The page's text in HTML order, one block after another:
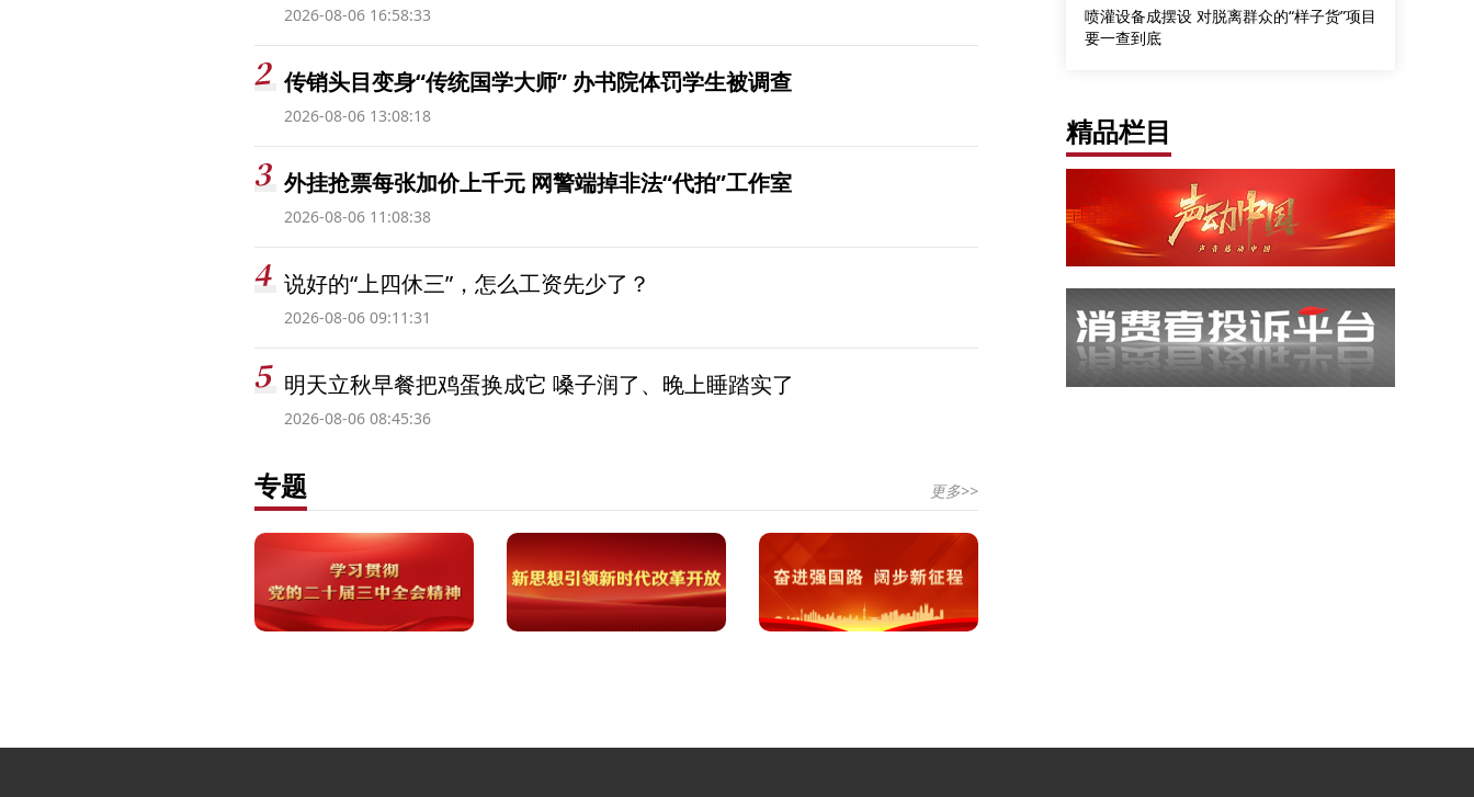
2026-08-06 16:58:33
传销头目变身“传统国学大师” 办书院体罚学生被调查
2026-08-06 13:08:18
外挂抢票每张加价上千元 网警端掉非法“代拍”工作室
2026-08-06 11:08:38
说好的“上四休三”，怎么工资先少了？
2026-08-06 09:11:31
明天立秋早餐把鸡蛋换成它 嗓子润了、晚上睡踏实了
2026-08-06 08:45:36
专题 更多>>
喷灌设备成摆设 对脱离群众的“样子货”项目
要一查到底
精品栏目